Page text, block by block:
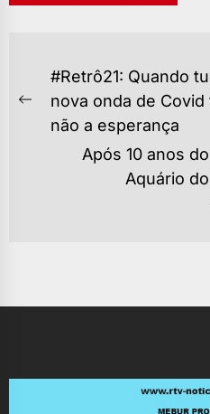
NAVEGAÇÃO
DE
POST
Previous
post:
#Retrô21: Quando
nova onda de
não a esperança
Após 10 anos
Aquário